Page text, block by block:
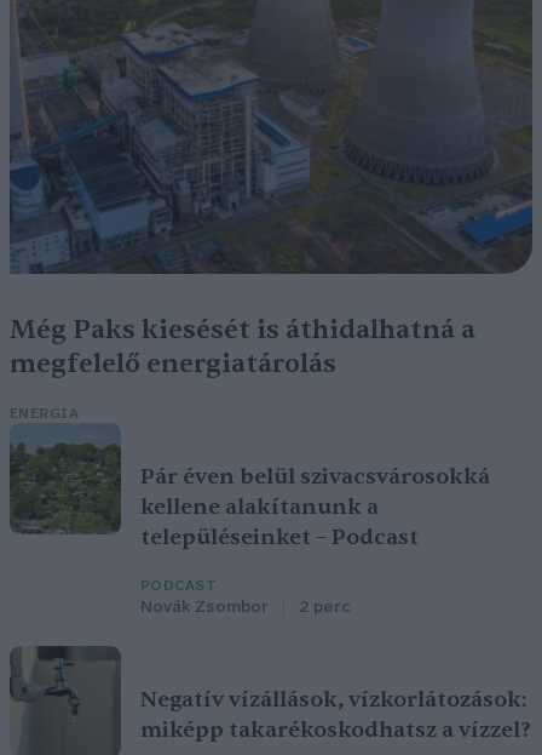
Még Paks kiesését is áthidalhatná a
megfelelő energiatárolás
ENERGIA
Pár éven belül szivacsvárosokká
kellene alakítanunk a
településeinket – Podcast
PODCAST
Novák Zsombor 2 perc
Negatív vízállások, vízkorlátozások:
miképp takarékoskodhatsz a vízzel?